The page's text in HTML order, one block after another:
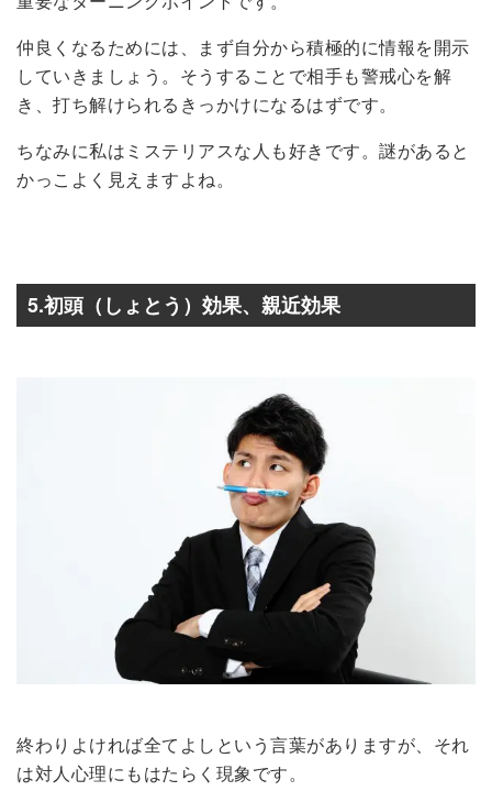
仲良くなるためには、まず自分から積極的に情報を開示
していきましょう。そうすることで相手も警戒心を解
き、打ち解けられるきっかけになるはずです。
ちなみに私はミステリアスな人も好きです。謎があると
かっこよく見えますよね。
5.初頭（しょとう）効果、親近効果
終わりよければ全てよしという言葉がありますが、それ
は対人心理にもはたらく現象です。